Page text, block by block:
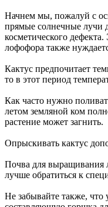
Начнем мы, пожалуй с
прямые солнечные лучи
косметического
лофофора также
Кактус предпочитает
то в этот период
Как часто нужно
летом земляной ком
растение может загнить.
Опрыскивать кактус
Почва для выращивания
лучше обратиться к
Не забывайте также, что